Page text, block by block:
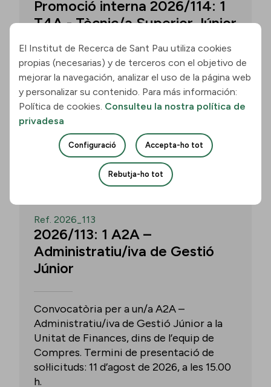
Promoció interna 2026/114: 1
T4A - Tècnic/a Superior Júnior
Convocatòria per a un/a T4A - Tècnic/a
Superior Júnior al grup Neurobiologia de
les Demències - Multilingual Aphasia &
Dementia Research Lab. Termini: 11
d’agost de 2026, 15.00 h.
Uneix-te
Ref. 2026_113
2026/113: 1 A2A –
Administratiu/iva de Gestió
Júnior
Convocatòria per a un/a A2A –
Administratiu/iva de Gestió Júnior a la
Unitat de Finances, dins de l’equip de
Compres. Termini de presentació de
sol·licituds: 11 d’agost de 2026, a les 15.00
h.
El Institut de Recerca de Sant Pau utiliza cookies
propias (necesarias) y de terceros con el objetivo de
mejorar la navegación, analizar el uso de la página web
y personalizar su contenido. Para más información:
Política de cookies. Consulteu la nostra política de
privadesa
Configuració Accepta-ho tot
Rebutja-ho tot